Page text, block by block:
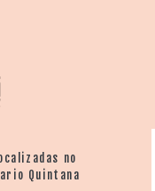
no
Quintana